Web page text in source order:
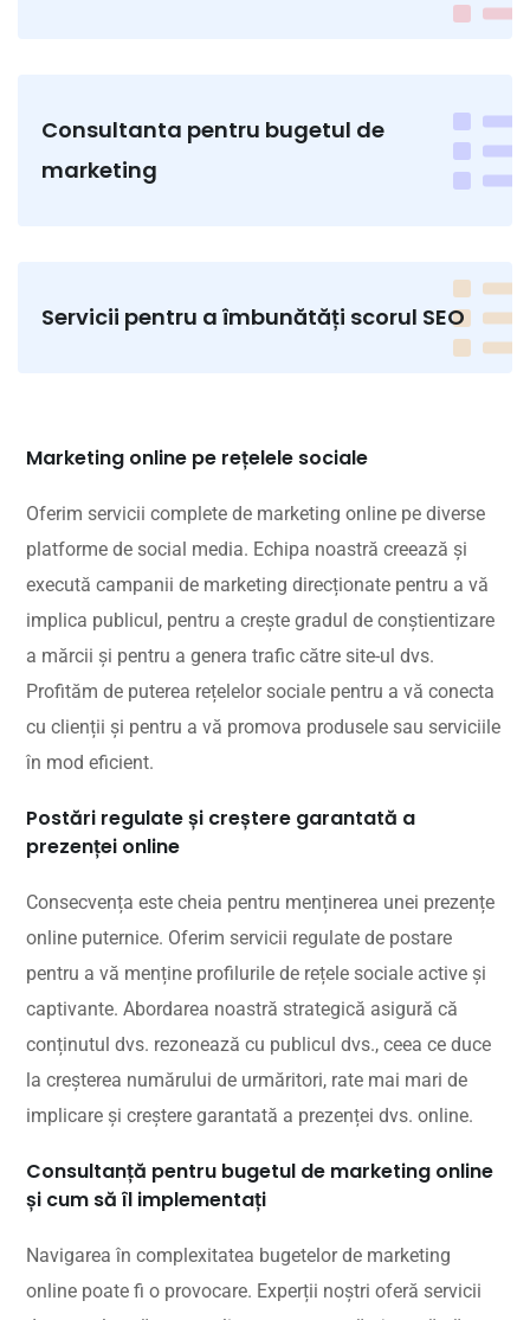
Consultanta pentru bugetul de
marketing
Servicii pentru a îmbunătăți scorul SEO
Marketing online pe rețelele sociale
Oferim servicii complete de marketing online pe diverse
platforme de social media. Echipa noastră creează și
execută campanii de marketing direcționate pentru a vă
implica publicul, pentru a crește gradul de conștientizare
a mărcii și pentru a genera trafic către site-ul dvs.
Profităm de puterea rețelelor sociale pentru a vă conecta
cu clienții și pentru a vă promova produsele sau serviciile
în mod eficient.
Postări regulate și creștere garantată a
prezenței online
Consecvența este cheia pentru menținerea unei prezențe
online puternice. Oferim servicii regulate de postare
pentru a vă menține profilurile de rețele sociale active și
captivante. Abordarea noastră strategică asigură că
conținutul dvs. rezonează cu publicul dvs., ceea ce duce
la creșterea numărului de urmăritori, rate mai mari de
implicare și creștere garantată a prezenței dvs. online.
Consultanță pentru bugetul de marketing online
și cum să îl implementați
Navigarea în complexitatea bugetelor de marketing
online poate fi o provocare. Experții noștri oferă servicii